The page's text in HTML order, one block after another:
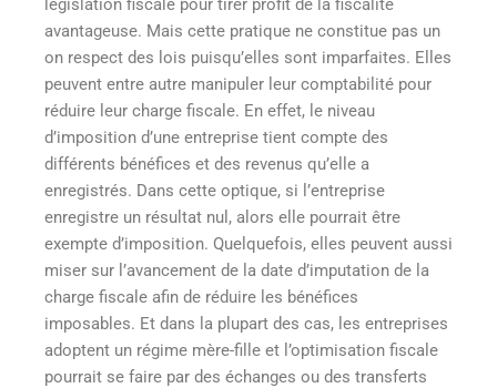
législation fiscale pour tirer profit de la fiscalité
avantageuse. Mais cette pratique ne constitue pas un
on respect des lois puisqu’elles sont imparfaites. Elles
peuvent entre autre manipuler leur comptabilité pour
réduire leur charge fiscale. En effet, le niveau
d’imposition d’une entreprise tient compte des
différents bénéfices et des revenus qu’elle a
enregistrés. Dans cette optique, si l’entreprise
enregistre un résultat nul, alors elle pourrait être
exempte d’imposition. Quelquefois, elles peuvent aussi
miser sur l’avancement de la date d’imputation de la
charge fiscale afin de réduire les bénéfices
imposables. Et dans la plupart des cas, les entreprises
adoptent un régime mère-fille et l’optimisation fiscale
pourrait se faire par des échanges ou des transferts